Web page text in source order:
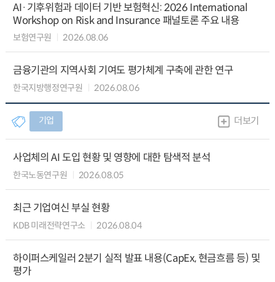
AI·기후위험과 데이터 기반 보험혁신: 2026 International
Workshop on Risk and Insurance 패널토론 주요 내용
보험연구원 2026.08.06
금융기관의 지역사회 기여도 평가체계 구축에 관한 연구
한국지방행정연구원 2026.08.06
기업 더보기
사업체의 AI 도입 현황 및 영향에 대한 탐색적 분석
한국노동연구원 2026.08.05
최근 기업여신 부실 현황
KDB 미래전략연구소 2026.08.04
하이퍼스케일러 2분기 실적 발표 내용(CapEx, 현금흐름 등) 및
평가